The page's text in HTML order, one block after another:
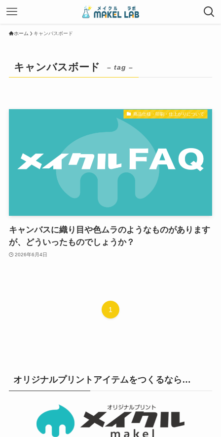
ホーム キャンバスボード
キャンバスボード – tag –
商品仕様・印刷・仕上がりについて
キャンバスに織り目や色ムラのようなものがあります
が、どういったものでしょうか？
2026年6月4日
1
オリジナルプリントアイテムをつくるなら…